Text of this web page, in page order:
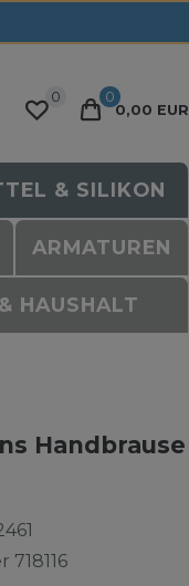
0
0
0,00 EUR
& SILIKON
ARMATUREN
HAUSHALT
Handbrause
718116